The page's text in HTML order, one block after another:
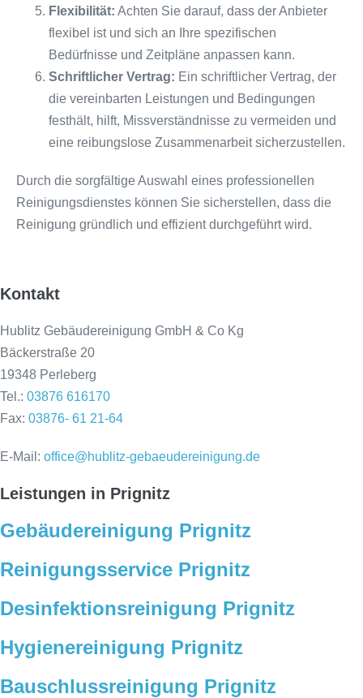
Flexibilität: Achten Sie darauf, dass der Anbieter
flexibel ist und sich an Ihre spezifischen
Bedürfnisse und Zeitpläne anpassen kann.
Schriftlicher Vertrag: Ein schriftlicher Vertrag, der
die vereinbarten Leistungen und Bedingungen
festhält, hilft, Missverständnisse zu vermeiden und
eine reibungslose Zusammenarbeit sicherzustellen.
Durch die sorgfältige Auswahl eines professionellen
Reinigungsdienstes können Sie sicherstellen, dass die
Reinigung gründlich und effizient durchgeführt wird.
Kontakt
Hublitz Gebäudereinigung GmbH & Co Kg
Bäckerstraße 20
19348 Perleberg
Tel.: 03876 616170
Fax: 03876- 61 21-64
E-Mail: office@hublitz-gebaeudereinigung.de
Leistungen in Prignitz
Gebäudereinigung Prignitz
Reinigungsservice Prignitz
Desinfektionsreinigung Prignitz
Hygienereinigung Prignitz
Bauschlussreinigung Prignitz